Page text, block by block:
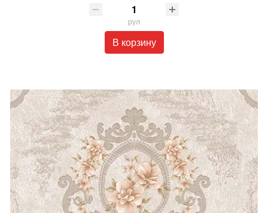
рул
В корзину